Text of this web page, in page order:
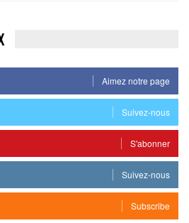
Aimez notre page
Suivez-nous
S'abonner
Suivez-nous
Subscribe